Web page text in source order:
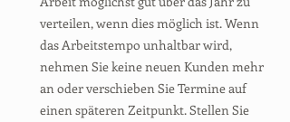
verteilen, wenn dies möglich ist. Wenn
das Arbeitstempo unhaltbar wird,
nehmen Sie keine neuen Kunden mehr
an oder verschieben Sie Termine auf
einen späteren Zeitpunkt. Stellen Sie